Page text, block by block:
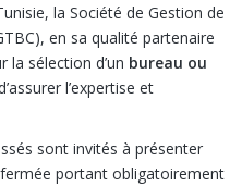
la Société de Gestion de
en sa qualité partenaire
la sélection d’un bureau ou
l’expertise et
sont invités à présenter
portant obligatoirement